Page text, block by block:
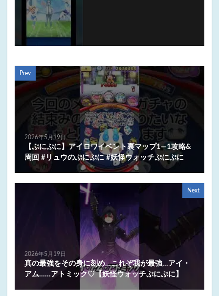
Prev
2026年5月19日
【ぷにぷに】アイロワイベント裏マップ1―1攻略&
周回 #リュウのぷにぷに #妖怪ウォッチぷにぷに
Next
2026年5月19日
真の最強をその身に刻め…これぞ我が最強…アイ・
アム……アトミック♡【妖怪ウォッチぷにぷに】